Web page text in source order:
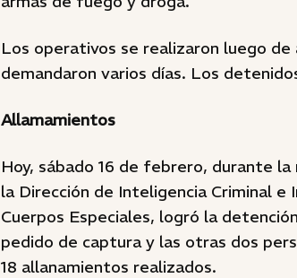
Los operativos se realizaron luego de
demandaron varios días. Los
Allamamientos
Hoy, sábado 16 de febrero, durante
la Dirección de Inteligencia Criminal e
Cuerpos Especiales, logró la
pedido de captura y las otras dos
18 allanamientos realizados.